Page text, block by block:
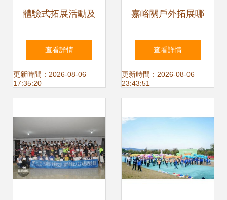
體驗式拓展活動及
策劃 海南開業典禮
策劃的新浪潮
查看詳情
更新時間：2026-08-06
17:35:20
嘉峪關戶外拓展哪
家好？企業博客網
精選推薦
查看詳情
更新時間：2026-08-06
23:43:51